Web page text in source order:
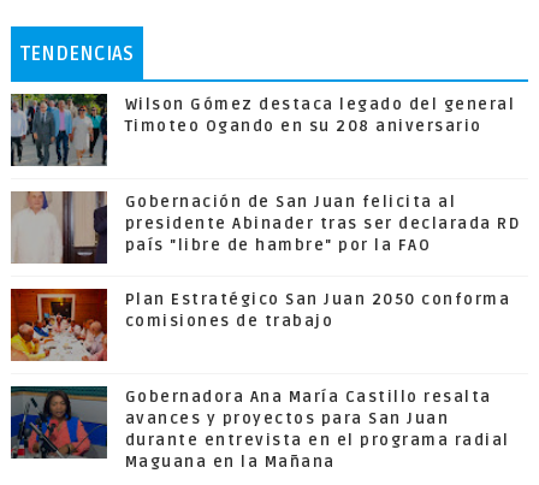
TENDENCIAS
Wilson Gómez destaca legado del general
Timoteo Ogando en su 208 aniversario
Gobernación de San Juan felicita al
presidente Abinader tras ser declarada RD
país "libre de hambre" por la FAO
Plan Estratégico San Juan 2050 conforma
comisiones de trabajo
Gobernadora Ana María Castillo resalta
avances y proyectos para San Juan
durante entrevista en el programa radial
Maguana en la Mañana